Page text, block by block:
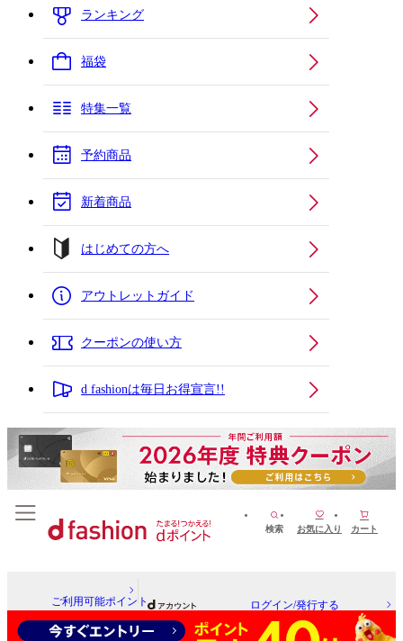
ランキング
福袋
特集一覧
予約商品
新着商品
はじめての方へ
アウトレットガイド
クーポンの使い方
d fashionは毎日お得宣言!!
検索 お気に入り カート
ご利用可能ポイント ログイン/発行する